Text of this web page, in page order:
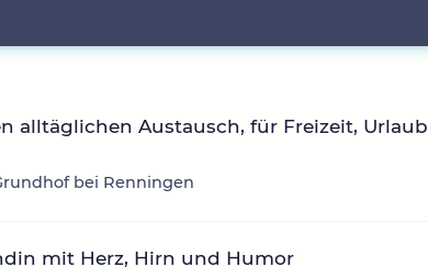
alltäglichen Austausch, für Freizeit, Urlaub
bei Renningen
mit Herz, Hirn und Humor